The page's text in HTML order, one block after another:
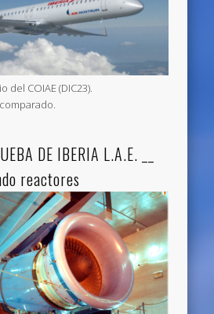
del COIAE (DIC23).
DE IBERIA L.A.E. __
reactores